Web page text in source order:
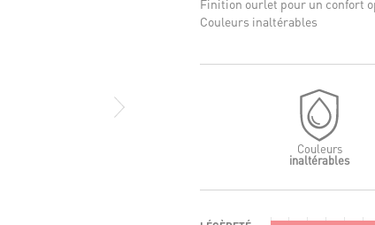
Finition ourlet pour un confort
Couleurs inaltérables
Couleurs
inaltérables